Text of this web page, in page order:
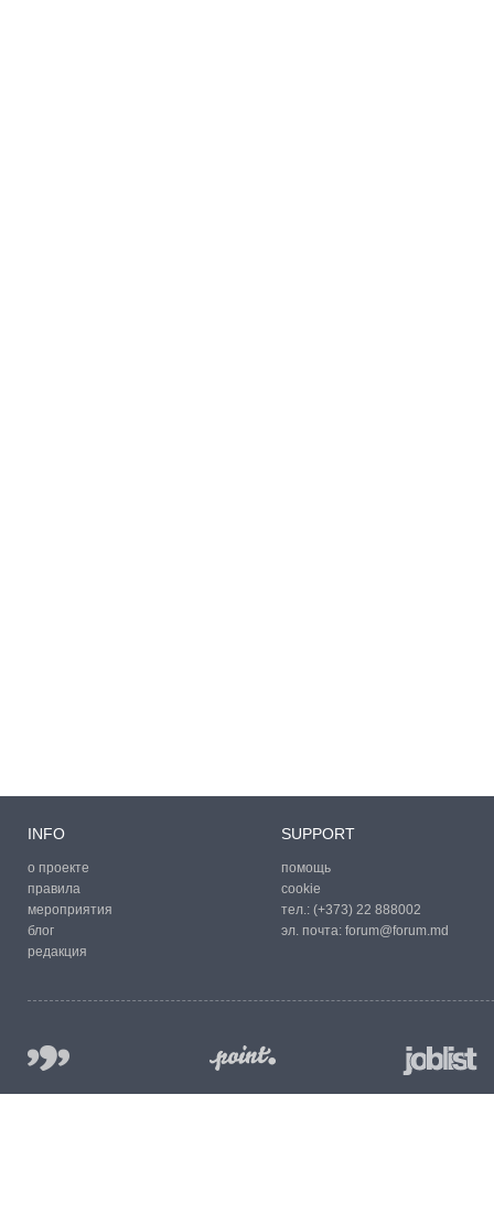
INFO
о проекте
правила
мероприятия
блог
редакция
SUPPORT
помощь
cookie
тел.: (+373) 22 888002
эл. почта: forum@forum.md